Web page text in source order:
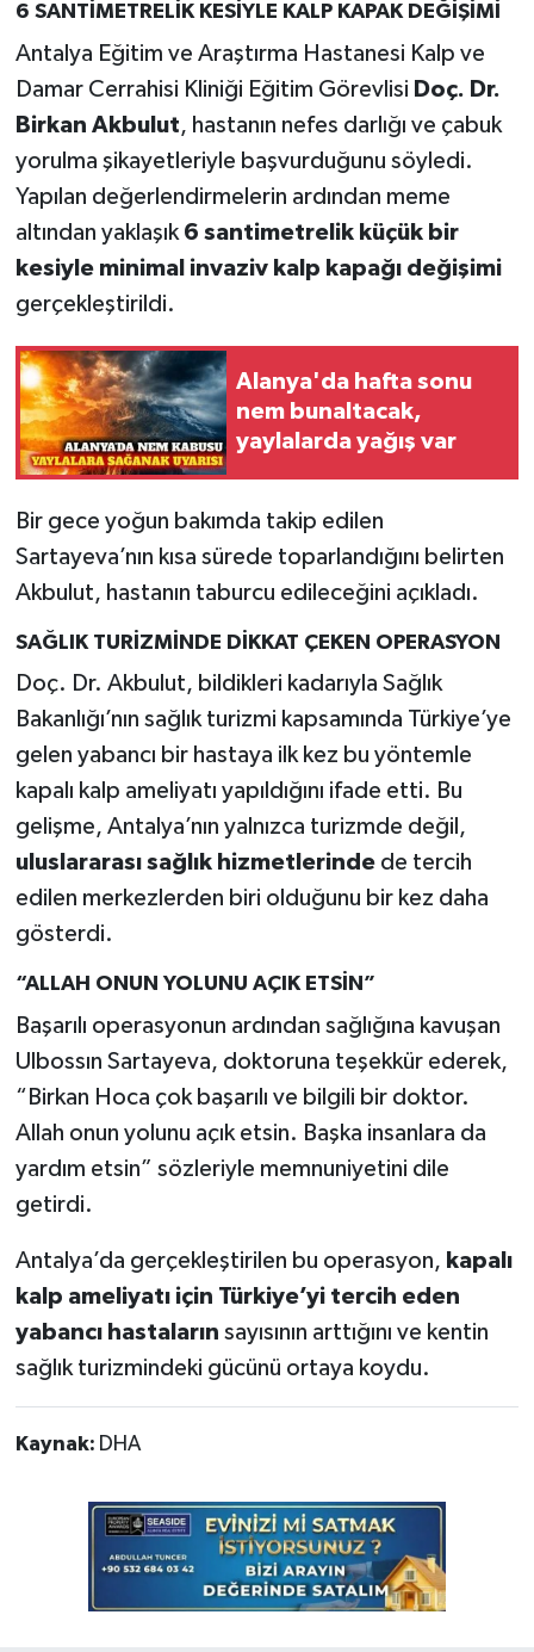
6 SANTİMETRELİK KESİYLE KALP KAPAK DEĞİŞİMİ
Antalya Eğitim ve Araştırma Hastanesi Kalp ve
Damar Cerrahisi Kliniği Eğitim Görevlisi Doç. Dr.
Birkan Akbulut, hastanın nefes darlığı ve çabuk
yorulma şikayetleriyle başvurduğunu söyledi.
Yapılan değerlendirmelerin ardından meme
altından yaklaşık 6 santimetrelik küçük bir
kesiyle minimal invaziv kalp kapağı değişimi
gerçekleştirildi.
Alanya'da hafta sonu
nem bunaltacak,
yaylalarda yağış var
Bir gece yoğun bakımda takip edilen
Sartayeva’nın kısa sürede toparlandığını belirten
Akbulut, hastanın taburcu edileceğini açıkladı.
SAĞLIK TURİZMİNDE DİKKAT ÇEKEN OPERASYON
Doç. Dr. Akbulut, bildikleri kadarıyla Sağlık
Bakanlığı’nın sağlık turizmi kapsamında Türkiye’ye
gelen yabancı bir hastaya ilk kez bu yöntemle
kapalı kalp ameliyatı yapıldığını ifade etti. Bu
gelişme, Antalya’nın yalnızca turizmde değil,
uluslararası sağlık hizmetlerindede tercih
edilen merkezlerden biri olduğunu bir kez daha
gösterdi.
“ALLAH ONUN YOLUNU AÇIK ETSİN”
Başarılı operasyonun ardından sağlığına kavuşan
Ulbossın Sartayeva, doktoruna teşekkür ederek,
“Birkan Hoca çok başarılı ve bilgili bir doktor.
Allah onun yolunu açık etsin. Başka insanlara da
yardım etsin” sözleriyle memnuniyetini dile
getirdi.
Antalya’da gerçekleştirilen bu operasyon, kapalı
kalp ameliyatı için Türkiye’yi tercih eden
yabancı hastaların sayısının arttığını ve kentin
sağlık turizmindeki gücünü ortaya koydu.
Kaynak: DHA